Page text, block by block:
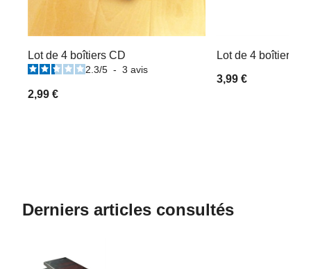
Lot de 4 boîtiers CD
2.3/5 - 3 avis
2,99 €
Lot de 4 boîtiers
3,99 €
Derniers articles consultés